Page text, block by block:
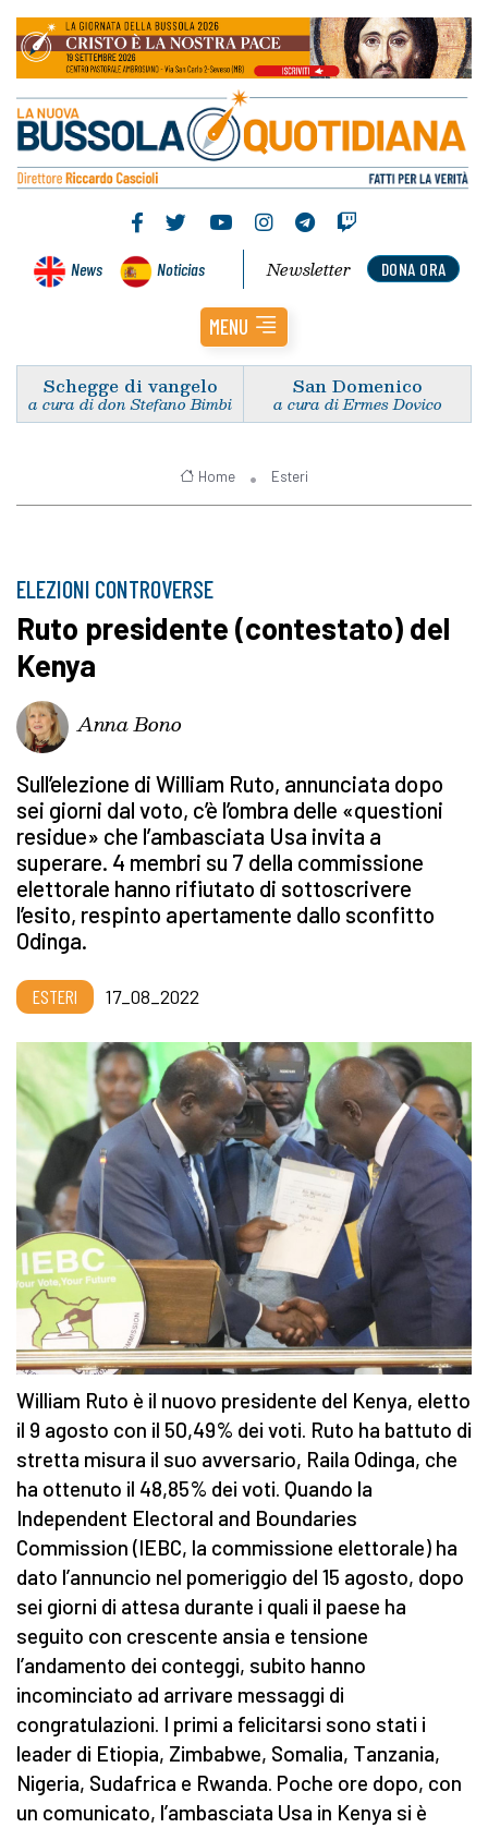
News Noticias DONA ORA
Newsletter
MENU
Schegge di vangelo
a cura di don Stefano Bimbi
San Domenico
a cura di Ermes Dovico
Home Esteri
ELEZIONI CONTROVERSE
Ruto presidente (contestato) del
Kenya
Anna Bono
Sull’elezione di William Ruto, annunciata dopo
sei giorni dal voto, c’è l’ombra delle «questioni
residue» che l’ambasciata Usa invita a
superare. 4 membri su 7 della commissione
elettorale hanno rifiutato di sottoscrivere
l’esito, respinto apertamente dallo sconfitto
Odinga.
ESTERI 17_08_2022
William Ruto è il nuovo presidente del Kenya, eletto
il 9 agosto con il 50,49% dei voti. Ruto ha battuto di
stretta misura il suo avversario, Raila Odinga, che
ha ottenuto il 48,85% dei voti. Quando la
Independent Electoral and Boundaries
Commission (IEBC, la commissione elettorale) ha
dato l’annuncio nel pomeriggio del 15 agosto, dopo
sei giorni di attesa durante i quali il paese ha
seguito con crescente ansia e tensione
l’andamento dei conteggi, subito hanno
incominciato ad arrivare messaggi di
congratulazioni. I primi a felicitarsi sono stati i
leader di Etiopia, Zimbabwe, Somalia, Tanzania,
Nigeria, Sudafrica e Rwanda. Poche ore dopo, con
un comunicato, l’ambasciata Usa in Kenya si è